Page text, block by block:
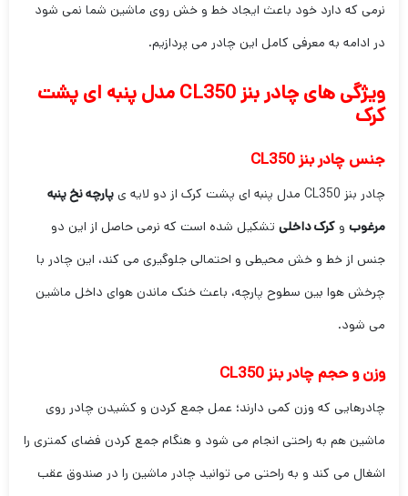
نرمی که دارد خود باعث ایجاد خط و خش روی ماشین شما نمی شود
در ادامه به معرفی کامل این چادر می پردازیم.
ویژگی های چادر بنز CL350 مدل پنبه ای پشت
کرک
جنس چادر بنز CL350
چادر بنز CL350 مدل پنبه ای پشت کرک از دو لایه ی
پارچه نخ پنبه
مرغوب و کرک داخلی تشکیل شده است که نرمی حاصل از این دو
جنس از خط و خش محیطی و احتمالی جلوگیری می کند، این چادر با
چرخش هوا بین سطوح پارچه، باعث خنک ماندن هوای داخل ماشین
می شود.
وزن و حجم چادر بنز CL350
چادرهایی که وزن کمی دارند؛ عمل جمع کردن و کشیدن چادر روی
ماشین هم به راحتی انجام می شود و هنگام جمع کردن فضای کمتری را
اشغال می کند و به راحتی می توانید چادر ماشین را در صندوق عقب